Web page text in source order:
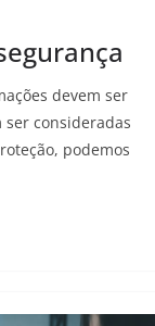
devem ser
consideradas
podemos